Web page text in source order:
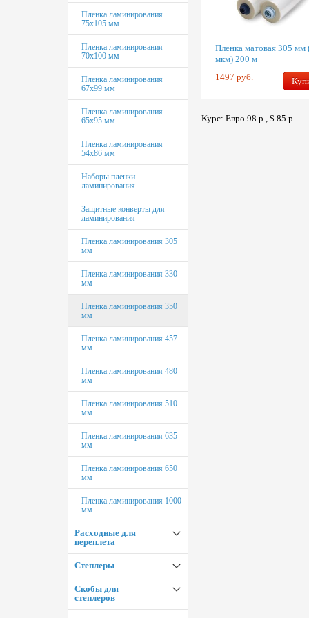
Пленка ламинирования
75х105 мм
Пленка ламинирования
70х100 мм
Пленка ламинирования
67х99 мм
Пленка ламинирования
65х95 мм
Пленка ламинирования
54х86 мм
Наборы пленки
ламинирования
Защитные конверты для
ламинирования
Пленка ламинирования 305
мм
Пленка ламинирования 330
мм
Пленка ламинирования 350
мм
Пленка ламинирования 457
мм
Пленка ламинирования 480
мм
Пленка ламинирования 510
мм
Пленка ламинирования 635
мм
Пленка ламинирования 650
мм
Пленка ламинирования 1000
мм
Расходные для
переплета
Обложки для переплета
Пластиковые пружины для
переплета
Степлеры
Степлеры EaStar
Степлеры Rapid
Скобы для
степлеров
Пленка матовая 305 мм
мкм) 200 м
1497 руб.
Курс: Евро 98 р., $ 85 р.